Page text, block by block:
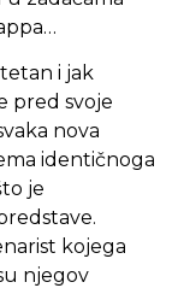
i jak
pred svoje
nova
identičnoga
je
kojega
njegov